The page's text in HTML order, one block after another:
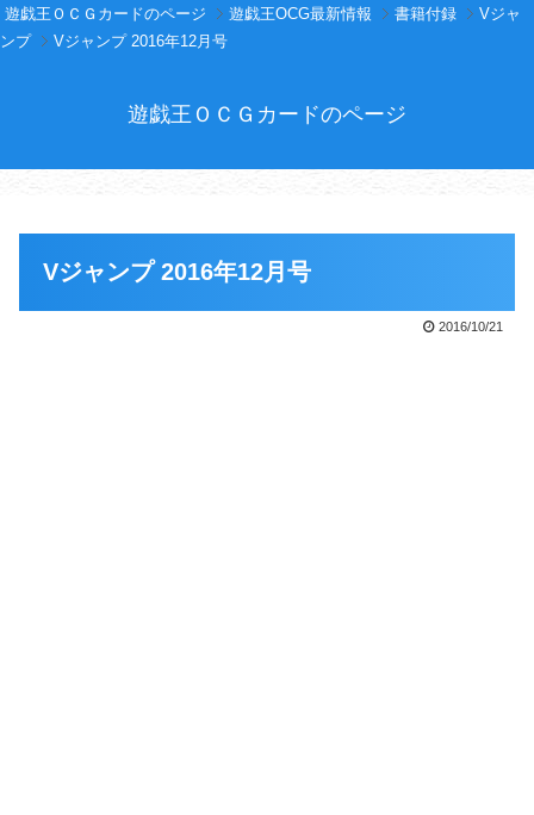
遊戯王ＯＣＧカードのページ 遊戯王OCG最新情報 書籍付録
Vジャ
ンプ
Vジャンプ 2016年12月号
遊戯王ＯＣＧカードのページ
Vジャンプ 2016年12月号
2016/10/21